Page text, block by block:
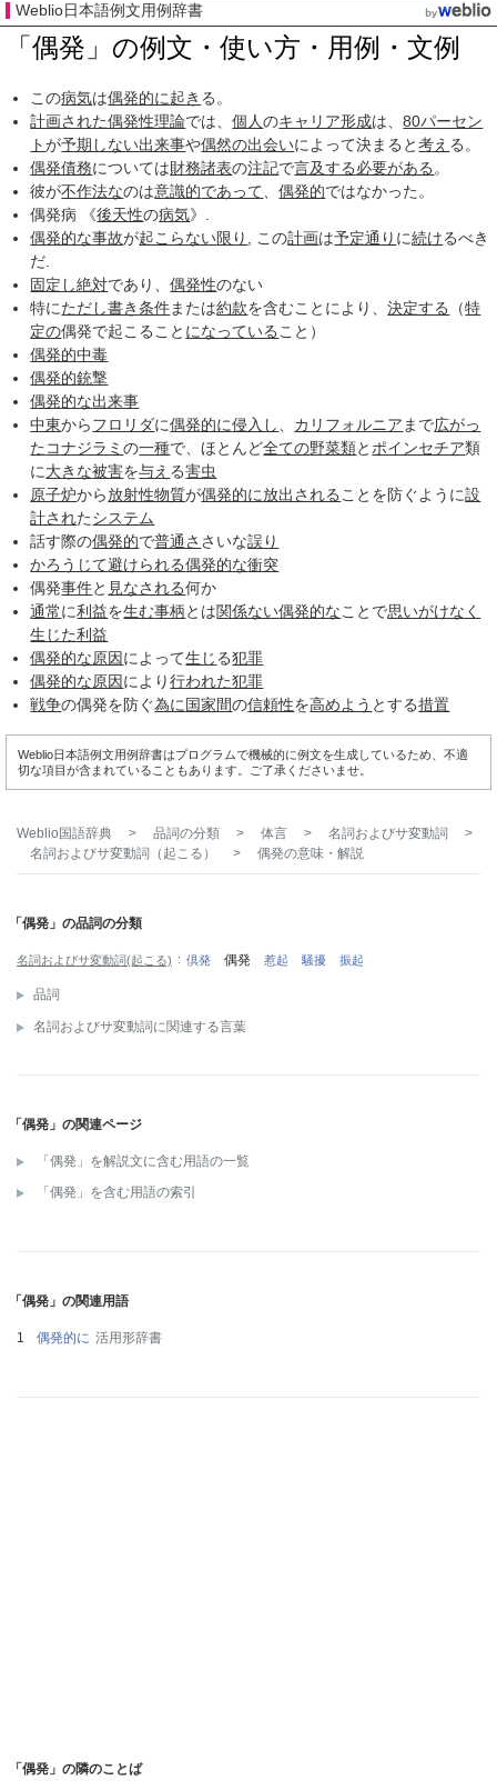
Weblio日本語例文用例辞書
「偶発」の例文・使い方・用例・文例
この病気は偶発的に起き る。
計画された偶発性理論では、個人のキャリア形成は、80パーセン
トが予期しない出来事や偶然の出会いによって決まると考え る。
偶発債務については財務諸表の注記で言及する必要がある 。
彼が不作法なのは意識的であって 、偶発的ではなかった。
偶発病 《後天性の病気》.
偶発的な事故が起こらない限り , この計画は予定通り に続けるべき
だ.
固定し絶対であり、偶発性のない
特にただし書き条件または約款を含むことにより、決定する （特
定の偶発で起こること になっている こと）
偶発的中毒
偶発的銃撃
偶発的な出来事
中東からフロリダに偶発的に侵入し カリフォルニア まで広がっ
た コナジラミの一種で、ほとんど全ての野菜類と ポインセチア類
に大きな被害を与え る害虫
原子炉から放射性物質が偶発的に放出される ことを防ぐように設
計されたシステム
話す際の偶発的で普通さ さいな誤り
かろうじて避けられる偶発的な衝突
偶発事件と 見なされる何か
通常に利益を生む事柄とは関係ない偶発的なことで思いがけなく
生じた利益
偶発的な原因によって生じる犯罪
偶発的な原因により行われた犯罪
戦争の偶発を防ぐ為に 国家間の信頼性を高めよう とする措置
Weblio日本語例文用例辞書はプログラムで機械的に例文を生成しているため、不適
切な項目が含まれていることもあります。ご了承くださいませ。
Weblio国語辞典 > 品詞の分類 > 体言 > 名詞およびサ変動詞
>
名詞およびサ変動詞（起こる）
> 偶発の意味・解説
「偶発」の品詞の分類
名詞およびサ変動詞(起こる) 倶発 偶発 惹起 騒擾 振起
品詞
名詞およびサ変動詞に関連する言葉
「偶発」の関連ページ
「偶発」を解説文に含む用語の一覧
「偶発」を含む用語の索引
「偶発」の関連用語
偶発的に 活用形辞書
「偶発」の隣のことば